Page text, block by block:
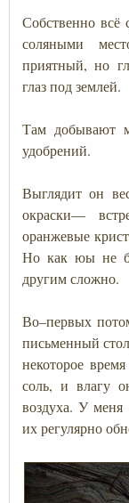
Собственно всё
соляными
приятный, но
глаз под землей.
Там добывают
удобрений.
Выглядит он
окраски—
оранжевые
Но как юы не
другим сложно.
Во–первых
письменный
некоторое
соль, и влагу
воздуха. У меня
их регулярно